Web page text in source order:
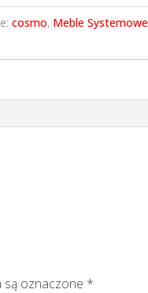
cosmo, Meble Systemowe
są oznaczone *